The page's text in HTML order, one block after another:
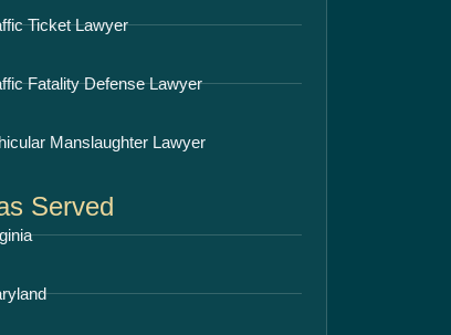
Ticket Lawyer
Fatality Defense Lawyer
Manslaughter Lawyer
Served